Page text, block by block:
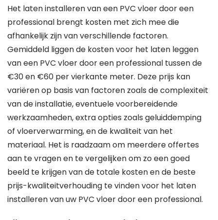
Het laten installeren van een PVC vloer door een
professional brengt kosten met zich mee die
afhankelijk zijn van verschillende factoren.
Gemiddeld liggen de kosten voor het laten leggen
van een PVC vloer door een professional tussen de
€30 en €60 per vierkante meter. Deze prijs kan
variëren op basis van factoren zoals de complexiteit
van de installatie, eventuele voorbereidende
werkzaamheden, extra opties zoals geluiddemping
of vloerverwarming, en de kwaliteit van het
materiaal. Het is raadzaam om meerdere offertes
aan te vragen en te vergelijken om zo een goed
beeld te krijgen van de totale kosten en de beste
prijs-kwaliteitverhouding te vinden voor het laten
installeren van uw PVC vloer door een professional.